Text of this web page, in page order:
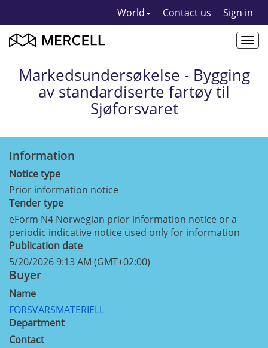
World Contact us Sign in
Markedsundersøkelse - Bygging
av standardiserte fartøy til
Sjøforsvaret
Information
Notice type
Prior information notice
Tender type
eForm N4 Norwegian prior information notice or a
periodic indicative notice used only for information
Publication date
5/20/2026 9:13 AM (GMT+02:00)
Buyer
Name
FORSVARSMATERIELL
Department
Contact